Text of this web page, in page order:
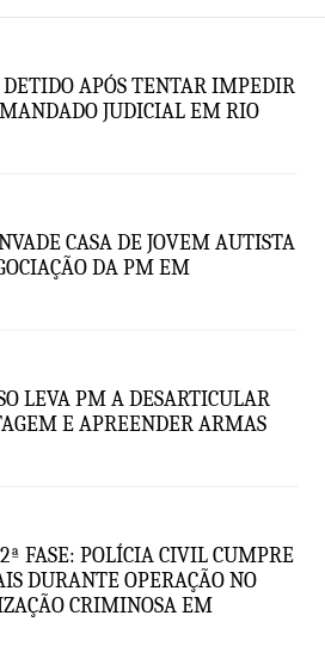
DETIDO APÓS TENTAR IMPEDIR
JUDICIAL EM RIO
CASA DE JOVEM AUTISTA
DA PM EM
LEVA PM A DESARTICULAR
E APREENDER ARMAS
FASE: POLÍCIA CIVIL CUMPRE
DURANTE OPERAÇÃO NO
CRIMINOSA EM